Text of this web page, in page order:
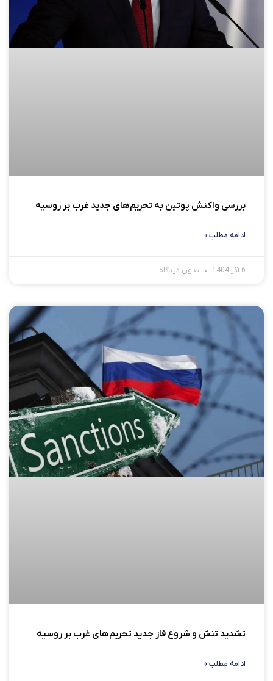
بررسی واکنش پوتین به تحریم‌های جدید غرب بر روسیه
ادامه مطلب »
6 آذر 1404 بدون دیدگاه
تشدید تنش و شروع فاز جدید تحریم‌های غرب بر روسیه
ادامه مطلب »